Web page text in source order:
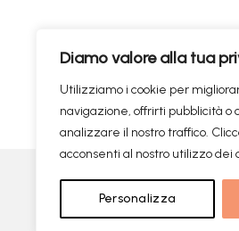
Diamo valore alla tua
Utilizziamo i cookie per
navigazione, offrirti pubblicità
analizzare il nostro traffico.
acconsenti al nostro utilizzo dei
Personalizza
RICERCHE DI TENDENZA ✦
Ricerca istantanea